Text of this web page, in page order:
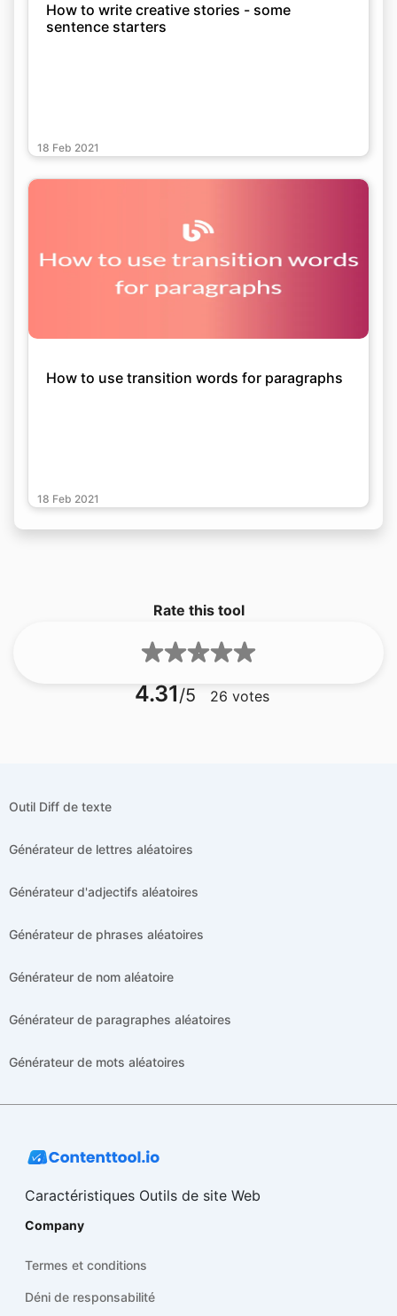
How to write creative stories - some
sentence starters
18 Feb 2021
How to use transition words for paragraphs
18 Feb 2021
Rate this tool
4.31/5 26 votes
Outil Diff de texte
Générateur de lettres aléatoires
Générateur d'adjectifs aléatoires
Générateur de phrases aléatoires
Générateur de nom aléatoire
Générateur de paragraphes aléatoires
Générateur de mots aléatoires
Caractéristiques Outils de site Web
Company
Termes et conditions
Déni de responsabilité